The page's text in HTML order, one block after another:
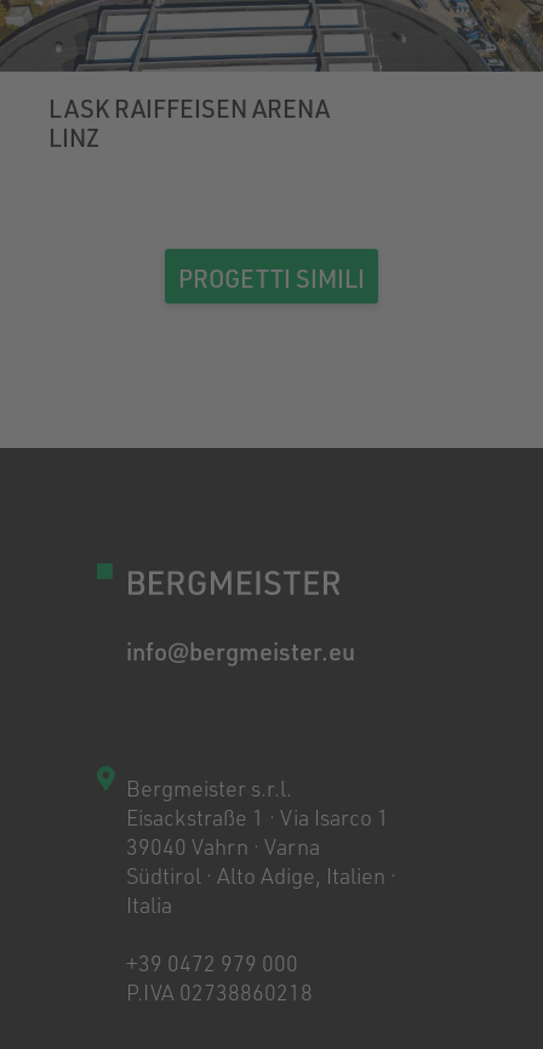
LASK RAIFFEISEN ARENA
LINZ
PROGETTI SIMILI
info@bergmeister.eu
Bergmeister s.r.l.
Eisackstraße 1 · Via Isarco 1
39040 Vahrn · Varna
Südtirol · Alto Adige, Italien ·
Italia
+39 0472 979 000
P.IVA 02738860218